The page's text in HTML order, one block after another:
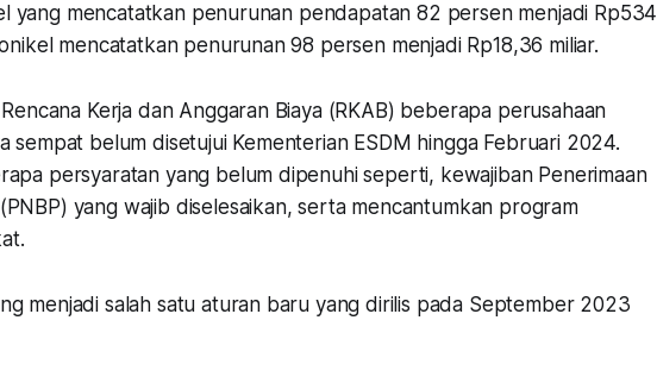
yang mencatatkan penurunan pendapatan 82 persen menjadi Rp534
mencatatkan penurunan 98 persen menjadi Rp18,36 miliar.
Kerja dan Anggaran Biaya (RKAB) beberapa perusahaan
sempat belum disetujui Kementerian ESDM hingga Februari 2024.
persyaratan yang belum dipenuhi seperti, kewajiban Penerimaan
yang wajib diselesaikan, serta mencantumkan program
menjadi salah satu aturan baru yang dirilis pada September 2023